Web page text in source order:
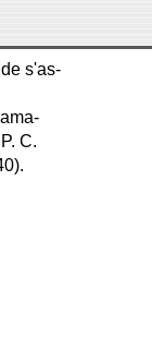
s'as-
C.